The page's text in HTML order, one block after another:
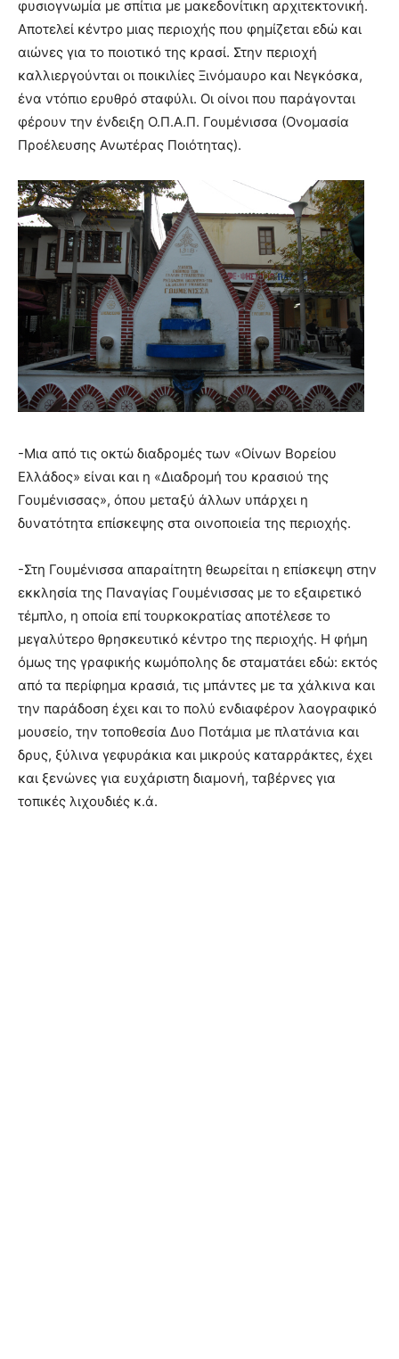
φυσιογνωμία με σπίτια με μακεδονίτικη αρχιτεκτονική.
Αποτελεί κέντρο μιας περιοχής που φημίζεται εδώ και
αιώνες για το ποιοτικό της κρασί. Στην περιοχή
καλλιεργούνται οι ποικιλίες Ξινόμαυρο και Νεγκόσκα,
ένα ντόπιο ερυθρό σταφύλι. Οι οίνοι που παράγονται
φέρουν την ένδειξη Ο.Π.Α.Π. Γουμένισσα (Ονομασία
Προέλευσης Ανωτέρας Ποιότητας).
-Μια από τις οκτώ διαδρομές των «Οίνων Βορείου
Ελλάδος» είναι και η «Διαδρομή του κρασιού της
Γουμένισσας», όπου μεταξύ άλλων υπάρχει η
δυνατότητα επίσκεψης στα οινοποιεία της περιοχής.
-Στη Γουμένισσα απαραίτητη θεωρείται η επίσκεψη στην
εκκλησία της Παναγίας Γουμένισσας με το εξαιρετικό
τέμπλο, η οποία επί τουρκοκρατίας αποτέλεσε το
μεγαλύτερο θρησκευτικό κέντρο της περιοχής. Η φήμη
όμως της γραφικής κωμόπολης δε σταματάει εδώ: εκτός
από τα περίφημα κρασιά, τις μπάντες με τα χάλκινα και
την παράδοση έχει και το πολύ ενδιαφέρον λαογραφικό
μουσείο, την τοποθεσία Δυο Ποτάμια με πλατάνια και
δρυς, ξύλινα γεφυράκια και μικρούς καταρράκτες, έχει
και ξενώνες για ευχάριστη διαμονή, ταβέρνες για
τοπικές λιχουδιές κ.ά.